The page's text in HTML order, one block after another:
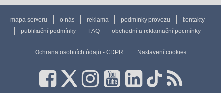
mapa serveru o nás reklama podmínky provozu
kontakty
publikační podmínky
FAQ obchodní a reklamační podmínky
Ochrana osobních údajů - GDPR Nastavení cookies